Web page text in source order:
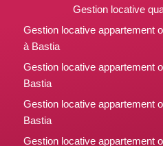
Gestion locative
Gestion locative appartement
à Bastia
Gestion locative appartement
Bastia
Gestion locative appartement
Bastia
Gestion locative appartement